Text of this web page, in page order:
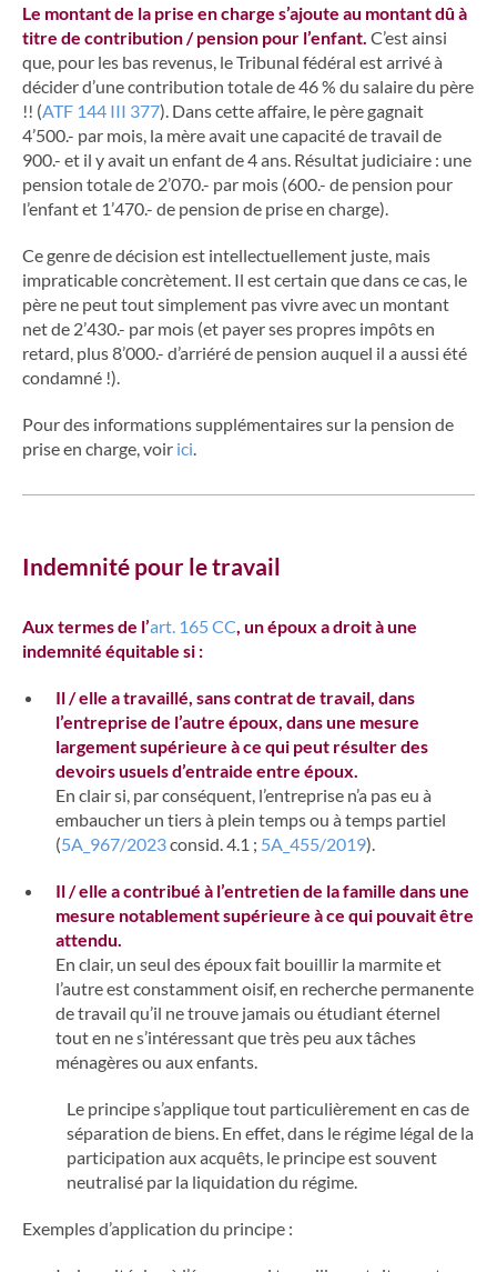
Le montant de la prise en charge s’ajoute au montant dû à
titre de contribution / pension pour l’enfant. C’est ainsi
que, pour les bas revenus, le Tribunal fédéral est arrivé à
décider d’une contribution totale de 46 % du salaire du père
!! (ATF 144 III 377). Dans cette affaire, le père gagnait
4’500.- par mois, la mère avait une capacité de travail de
900.- et il y avait un enfant de 4 ans. Résultat judiciaire : une
pension totale de 2’070.- par mois (600.- de pension pour
l’enfant et 1’470.- de pension de prise en charge).
Ce genre de décision est intellectuellement juste, mais
impraticable concrètement. Il est certain que dans ce cas, le
père ne peut tout simplement pas vivre avec un montant
net de 2’430.- par mois (et payer ses propres impôts en
retard, plus 8’000.- d’arriéré de pension auquel il a aussi été
condamné !).
Pour des informations supplémentaires sur la pension de
prise en charge, voir ici.
Indemnité pour le travail
Aux termes de l’art. 165 CC, un époux a droit à une
indemnité équitable si :
Il / elle a travaillé, sans contrat de travail, dans
l’entreprise de l’autre époux, dans une mesure
largement supérieure à ce qui peut résulter des
devoirs usuels d’entraide entre époux.
En clair si, par conséquent, l’entreprise n’a pas eu à
embaucher un tiers à plein temps ou à temps partiel
(5A_967/2023consid. 4.1 ; 5A_455/2019).
Il / elle a contribué à l’entretien de la famille dans une
mesure notablement supérieure à ce qui pouvait être
attendu.
En clair, un seul des époux fait bouillir la marmite et
l’autre est constamment oisif, en recherche permanente
de travail qu’il ne trouve jamais ou étudiant éternel
tout en ne s’intéressant que très peu aux tâches
ménagères ou aux enfants.
Le principe s’applique tout particulièrement en cas de
séparation de biens. En effet, dans le régime légal de la
participation aux acquêts, le principe est souvent
neutralisé par la liquidation du régime.
Exemples d’application du principe :